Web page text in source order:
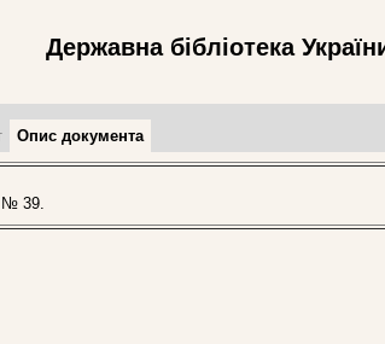
Державна бібліотека
Опис документа
№ 39.